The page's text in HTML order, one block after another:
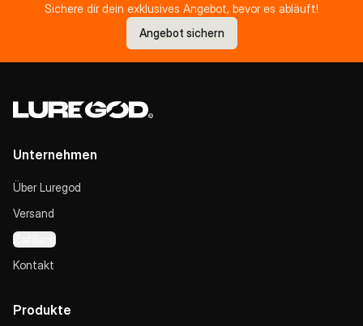
Sichere dir dein exklusives Angebot, bevor es abläuft!
Angebot sichern
Unternehmen
Über Luregod
Versand
Zahlung
Kontakt
Produkte